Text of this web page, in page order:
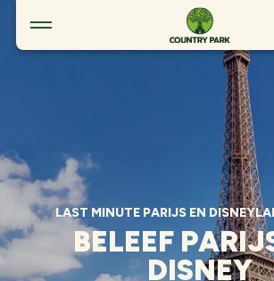
Last Minute Parijs en Disneyland® Parijs
LAST MINUTE PARIJS EN
BELEEF
DISNEY